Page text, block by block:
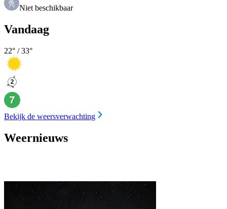
Niet beschikbaar
Vandaag
22° /33°
Bekijk de weersverwachting
Weernieuws